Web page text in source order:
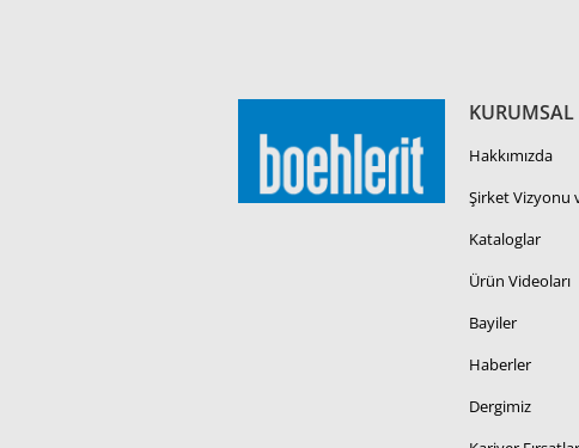
KURUMSAL
Hakkımızda
Şirket Vizyonu
Kataloglar
Ürün Videoları
Bayiler
Haberler
Dergimiz